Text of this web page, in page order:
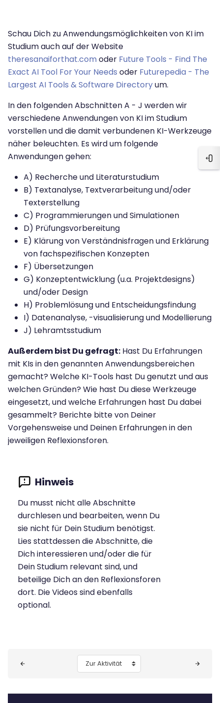
Schau Dich zu Anwendungsmöglichkeiten von KI im
Studium auch auf der Website
theresanaiforthat.comoder Future Tools - Find The
Exact AI Tool For Your Needs oder Futurepedia - The
Largest AI Tools & Software Directoryum.
In den folgenden Abschnitten A - J werden wir
verschiedene Anwendungen von KI im Studium
vorstellen und die damit verbundenen KI-Werkzeuge
näher beleuchten. Es wird um folgende
Anwendungen gehen:
A) Recherche und Literaturstudium
B) Textanalyse, Textverarbeitung und/oder
Texterstellung
C) Programmierungen und Simulationen
D) Prüfungsvorbereitung
E) Klärung von Verständnisfragen und Erklärung
von fachspezifischen Konzepten
F) Übersetzungen
G) Konzeptentwicklung (u.a. Projektdesigns)
und/oder Design
H) Problemlösung und Entscheidungsfindung
I) Datenanalyse, -visualisierung und Modellierung
J) Lehramtsstudium
Außerdem bist Du gefragt: Hast Du Erfahrungen
mit KIs in den genannten Anwendungsbereichen
gemacht? Welche KI-Tools hast Du genutzt und aus
welchen Gründen? Wie hast Du diese Werkzeuge
eingesetzt, und welche Erfahrungen hast Du dabei
gesammelt? Berichte bitte von Deiner
Vorgehensweise und Deinen Erfahrungen in den
jeweiligen Reflexionsforen.
Du musst nicht alle Abschnitte
durchlesen und bearbeiten, wenn Du
sie nicht für Dein Studium benötigst.
Lies stattdessen die Abschnitte, die
Dich interessieren und/oder die für
Dein Studium relevant sind, und
beteilige Dich an den Reflexionsforen
dort. Die Videos sind ebenfalls
optional.
Zur Aktivität